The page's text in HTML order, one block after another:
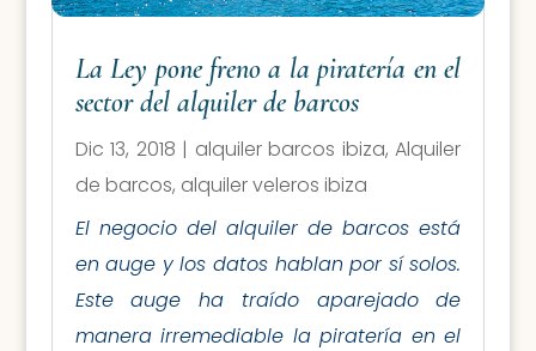
La Ley pone freno a la piratería en el
sector del alquiler de barcos
Dic 13, 2018 | alquiler barcos ibiza,Alquiler
de barcos, alquiler veleros ibiza
El negocio del alquiler de barcos está
en auge y los datos hablan por sí solos.
Este auge ha traído aparejado de
manera irremediable la piratería en el